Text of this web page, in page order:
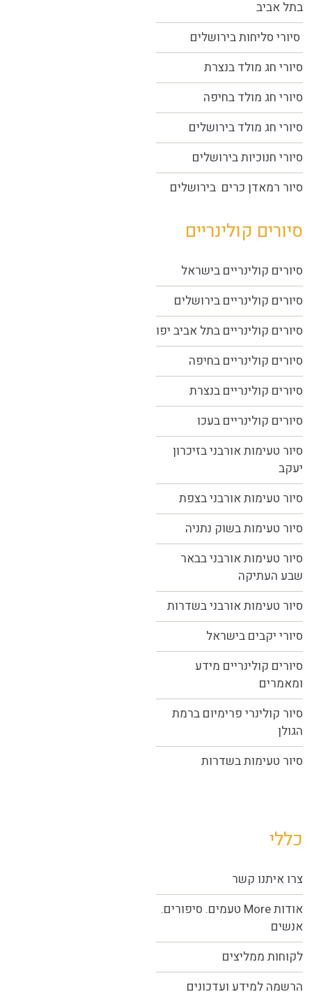
בתל אביב
סיורי סליחות בירושלים
סיורי חג מולד בנצרת
סיורי חג מולד בחיפה
סיורי חג מולד בירושלים
סיורי חנוכיות בירושלים
סיור רמאדן כרים בירושלים
סיורים קולינריים
סיורים קולינריים בישראל
סיורים קולינריים בירושלים
סיורים קולינריים בתל אביב יפו
סיורים קולינריים בחיפה
סיורים קולינריים בנצרת
סיורים קולינריים בעכו
סיור טעימות אורבני בזיכרון
יעקב
סיור טעימות אורבני בצפת
סיור טעימות בשוק נתניה
סיור טעימות אורבני בבאר
שבע העתיקה
סיור טעימות אורבני בשדרות
סיורי יקבים בישראל
סיורים קולינריים מידע
ומאמרים
סיור קולינרי פרימיום ברמת
הגולן
סיור טעימות בשדרות
כללי
צרו איתנו קשר
אודות More טעמים. סיפורים.
אנשים
לקוחות ממליצים
הרשמה למידע ועדכונים